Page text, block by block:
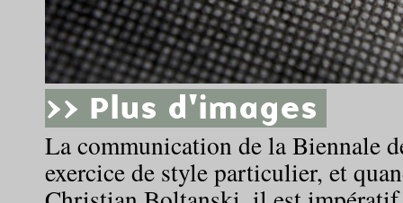
>> Plus d'images
La communication de la Biennale
exercice de style particulier, et